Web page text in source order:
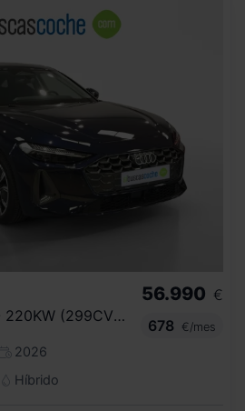
E HYBRID QUATTRO 220KW (299CV) ADVANCED
2026
Híbrido
56.990 €
678
€/mes